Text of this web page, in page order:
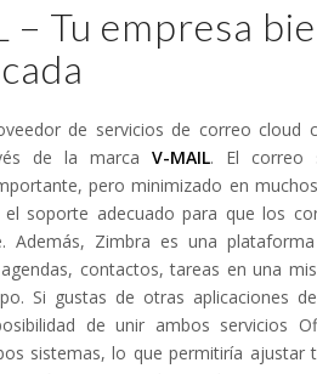
– Tu empresa
de servicios de correo cloud
de la marcaV-MAIL. El correo
pero minimizado en
el soporte adecuado para que los
Además, Zimbra es una
contactos, tareas en una
Si gustas de otras aplicaciones
de unir ambos servicios
sistemas, lo que permitiría ajustar